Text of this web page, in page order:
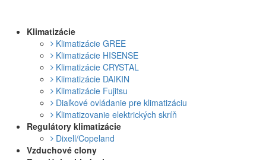
Klimatizácie
Klimatizácie GREE
Klimatizácie HISENSE
Klimatizácie CRYSTAL
Klimatizácie DAIKIN
Klimatizácie Fujitsu
Diaľkové ovládanie pre klimatizáciu
Klimatizovanie elektrických skríň
Regulátory klimatizácie
Dixell/Copeland
Vzduchové clony